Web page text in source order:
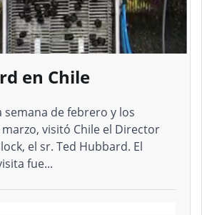
en Chile
de febrero y los
visitó Chile el Director
el sr. Ted Hubbard. El
fue...